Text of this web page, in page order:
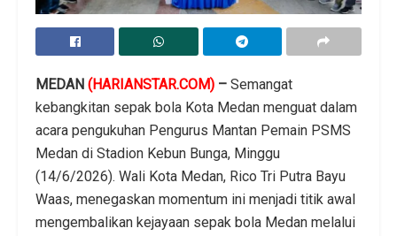
MEDAN (HARIANSTAR.COM) – Semangat
kebangkitan sepak bola Kota Medan menguat dalam
acara pengukuhan Pengurus Mantan Pemain PSMS
Medan di Stadion Kebun Bunga, Minggu
(14/6/2026). Wali Kota Medan, Rico Tri Putra Bayu
Waas, menegaskan momentum ini menjadi titik awal
mengembalikan kejayaan sepak bola Medan melalui